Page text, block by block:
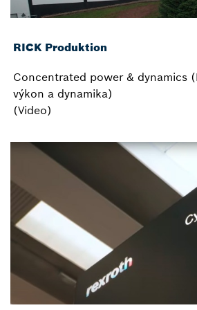
RICK Produktion
Concentrated power & dynamics
výkon a dynamika)
(Video)